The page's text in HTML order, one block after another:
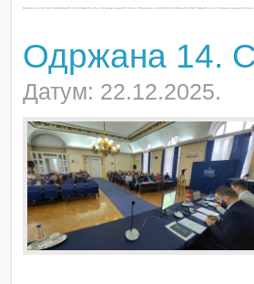
Одржана 14.
Датум: 22.12.2025.